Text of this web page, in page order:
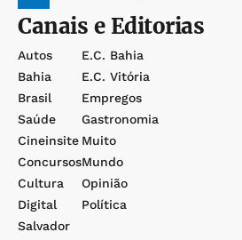
Canais e Editorias
Autos
Bahia
Brasil
Saúde
Cineinsite
Concursos
Cultura
Digital
Salvador
E.c. Bahia
E.c. Vitória
Empregos
Gastronomia
Muito
Mundo
Opinião
Política